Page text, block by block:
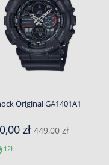
Original GA1401A1
zł 449,00 zł
12h